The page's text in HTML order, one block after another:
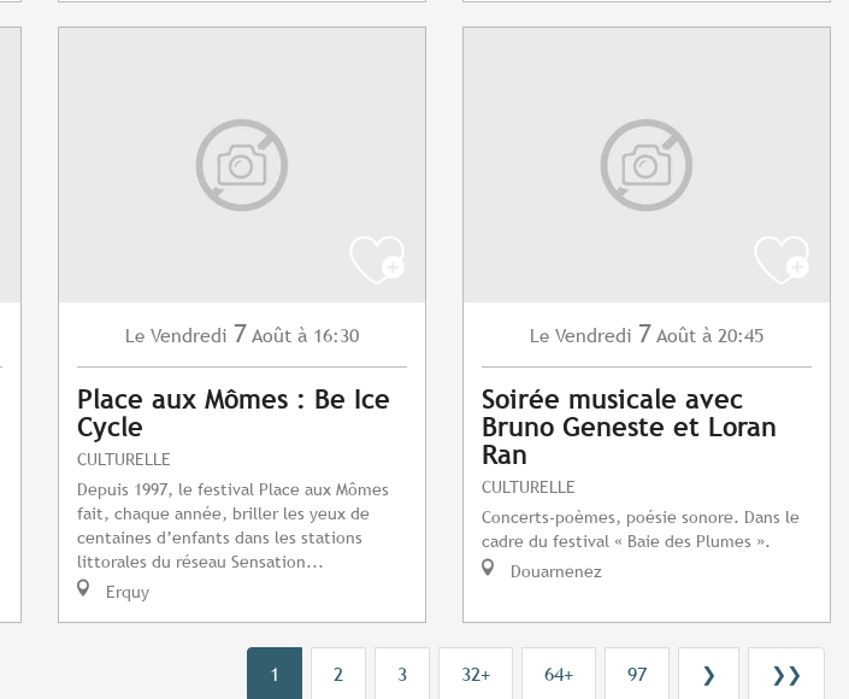
Le Vendredi 7 Août à 16:30
Place aux Mômes : Be Ice
Cycle
CULTURELLE
Depuis 1997, le festival Place aux Mômes
fait, chaque année, briller les yeux de
centaines d’enfants dans les stations
littorales du réseau Sensation...
Erquy
Le Vendredi 7 Août à 20:45
Soirée musicale avec
Bruno Geneste et Loran
Ran
CULTURELLE
Concerts-poèmes, poésie sonore. Dans le
cadre du festival « Baie des Plumes ».
Douarnenez
1 2 3 32+ 64+ 97 ❯ ❯❯